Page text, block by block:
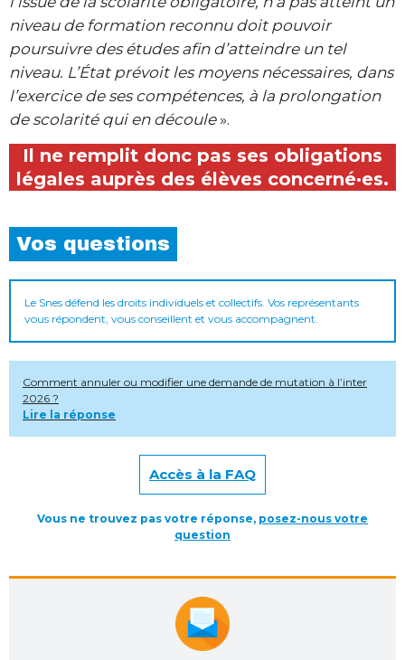
niveau de formation reconnu doit pouvoir
poursuivre des études afin d’atteindre un tel
niveau. L’État prévoit les moyens nécessaires, dans
l’exercice de ses compétences, à la prolongation
de scolarité qui en découle».
Il ne remplit donc pas ses obligations
légales auprès des élèves concerné·es.
Vos questions
Le Snes défend les droits individuels et collectifs. Vos représentants
vous répondent, vous conseillent et vous accompagnent.
Comment annuler ou modifier une demande de mutation à l’inter
2026 ?
Lire la réponse
Accès à la FAQ
Vous ne trouvez pas votre réponse, posez-nous votre
question